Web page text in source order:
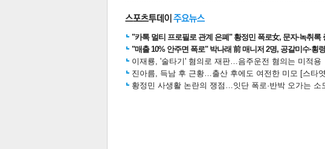
스북 터 공 공유 버블
달기
"카톡 멀티 프로필로 관계 은폐" 황정민 폭로女, 문자·녹취록
"매출 10% 안주면 폭로" 박나래 前 매니저 2명, 공갈미수·횡
이재룡, '술타기' 혐의로 재판…음주운전 혐의는 미적용
진아름, 득남 후 근황…출산 후에도 여전한 미모 [스타
황정민 사생활 논란의 쟁점…잇단 폭로·반박 오가는 소